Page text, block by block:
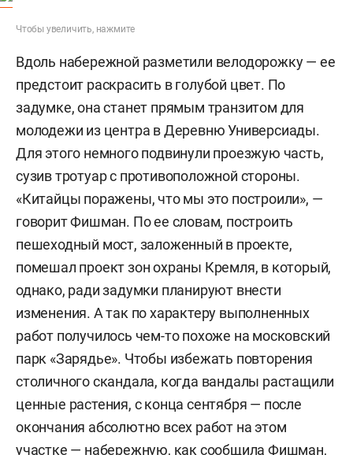
Чтобы увеличить, нажмите
Вдоль набережной разметили велодорожку — ее
предстоит раскрасить в голубой цвет. По
задумке, она станет прямым транзитом для
молодежи из центра в Деревню Универсиады.
Для этого немного подвинули проезжую часть,
сузив тротуар с противоположной стороны.
«Китайцы поражены, что мы это построили», —
говорит Фишман. По ее словам, построить
пешеходный мост, заложенный в проекте,
помешал проект зон охраны Кремля, в который,
однако, ради задумки планируют внести
изменения. А так по характеру выполненных
работ получилось чем-то похоже на московский
парк «Зарядье». Чтобы избежать повторения
столичного скандала, когда вандалы растащили
ценные растения, с конца сентября — после
окончания абсолютно всех работ на этом
участке — набережную, как сообщила Фишман,